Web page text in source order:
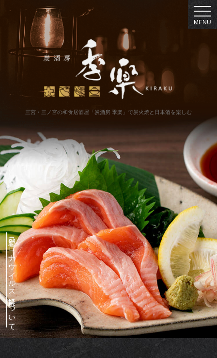
三宮・三ノ宮の和食居酒屋「炭酒房 季楽」で炭火焼と日本酒を楽しむ
新型コロナウイルス対策について